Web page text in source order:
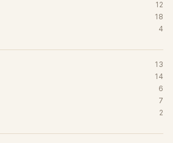
12
18
4
13
14
6
7
2